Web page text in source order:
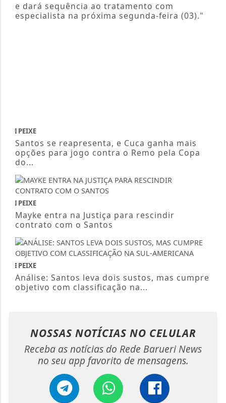
e dará sequência ao tratamento com
especialista na próxima segunda-feira (03)."
PEIXE
Santos se reapresenta, e Cuca ganha mais
opções para jogo contra o Remo pela Copa
do...
PEIXE
Mayke entra na Justiça para rescindir
contrato com o Santos
PEIXE
Análise: Santos leva dois sustos, mas cumpre
objetivo com classificação na...
NOSSAS NOTÍCIAS NO CELULAR
Receba as notícias do Rede Barueri News
no seu app favorito de mensagens.